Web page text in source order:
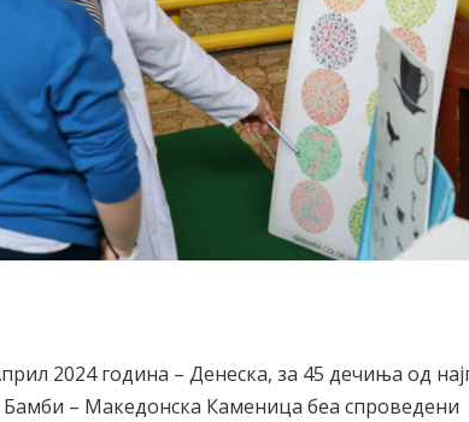
2024 година – Денеска, за 45 дечиња од
Бамби – Македонска Каменица беа спроведени